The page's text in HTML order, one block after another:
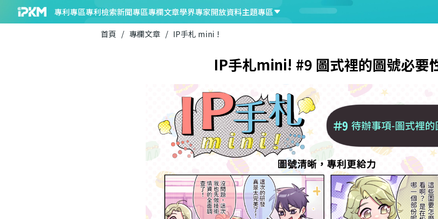
首頁 / 專欄文章 / IP手札 mini !
專利專區專利檢索新聞專區專欄文章學界專家開放資料主題專區